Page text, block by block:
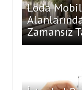
Loda
Zamansız